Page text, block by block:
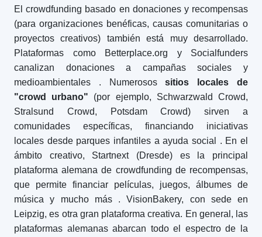
El crowdfunding basado en donaciones y recompensas
(para organizaciones benéficas, causas comunitarias o
proyectos creativos) también está muy desarrollado.
Plataformas como Betterplace.org y Socialfunders
canalizan donaciones a campañas sociales y
medioambientales
. Numerosossitios locales de
"crowd urbano" (por ejemplo, Schwarzwald Crowd,
Stralsund Crowd, Potsdam Crowd) sirven a
comunidades específicas, financiando iniciativas
locales desde parques infantiles a ayuda social
. En el
ámbito creativo, Startnext (Dresde) es la principal
plataforma alemana de crowdfunding de recompensas,
que permite financiar películas, juegos, álbumes de
música y mucho más
. VisionBakery, con sede en
Leipzig, es otra gran plataforma creativa. En general, las
plataformas alemanas abarcan todo el espectro de la